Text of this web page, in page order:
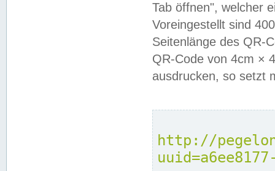
Tab öffnen", welcher
Voreingestellt sind
Seitenlänge des QR-
QR-Code von 4cm ×
ausdrucken, so setzt
http://